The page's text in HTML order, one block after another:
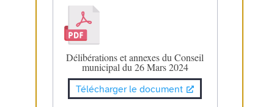
Délibérations et annexes du Conseil
municipal du 26 Mars 2024
Télécharger le document